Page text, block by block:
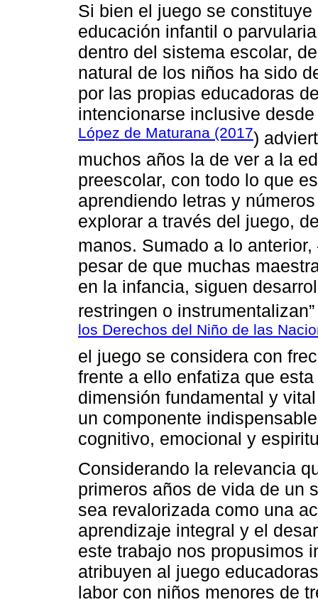
Si bien el juego se
educación infantil o
dentro del sistema escolar,
natural de los niños ha sido
por las propias educadoras
intencionarse inclusive
López de Maturana (2017)
muchos años la de ver a la
preescolar, con todo lo que
aprendiendo letras y
explorar a través del juego,
manos. Sumado a lo anterior,
pesar de que muchas
en la infancia, siguen
restringen o
los Derechos del Niño de las
el juego se considera con
frente a ello enfatiza que
dimensión fundamental y
un componente
cognitivo, emocional y
Considerando la relevancia
primeros años de vida de un
sea revalorizada como una
aprendizaje integral y el
este trabajo nos propusimos
atribuyen al juego
labor con niños menores de